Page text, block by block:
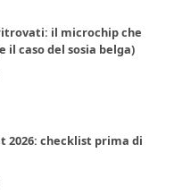
il microchip che
il caso del sosia belga)
2026: checklist prima di